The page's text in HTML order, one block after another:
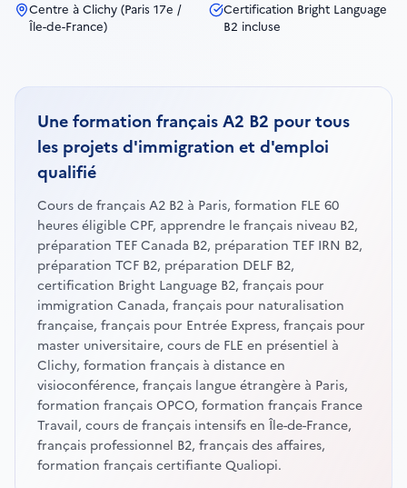
Centre à Clichy (Paris 17e /
Île-de-France)
Certification Bright Language
B2 incluse
Une formation français A2 B2 pour tous
les projets d'immigration et d'emploi
qualifié
Cours de français A2 B2 à Paris, formation FLE 60
heures éligible CPF, apprendre le français niveau B2,
préparation TEF Canada B2, préparation TEF IRN B2,
préparation TCF B2, préparation DELF B2,
certification Bright Language B2, français pour
immigration Canada, français pour naturalisation
française, français pour Entrée Express, français pour
master universitaire, cours de FLE en présentiel à
Clichy, formation français à distance en
visioconférence, français langue étrangère à Paris,
formation français OPCO, formation français France
Travail, cours de français intensifs en Île-de-France,
français professionnel B2, français des affaires,
formation français certifiante Qualiopi.